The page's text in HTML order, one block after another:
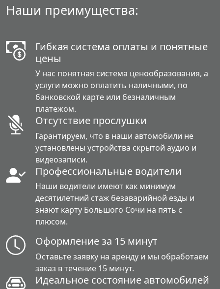
Наши преимущества:
Гибкая система оплаты и понятные
цены
У нас понятная система ценообразования, а
услуги можно оплатить наличными, по
банковской карте или безналичным
платежом.
Отсутствие прослушки
Гарантируем, что в наши автомобили не
установлены устройства скрытой аудио и
видеозаписи.
Профессиональные водители
Наши водители имеют как минимум
десятилетний стаж безаварийной езды и
знают карту Большого Сочи на пять с
плюсом.
Оформление за 15 минут
Оставьте заявку на аренду и мы обработаем
заказ в течение 15 минут.
Идеальное состояние автомобилей